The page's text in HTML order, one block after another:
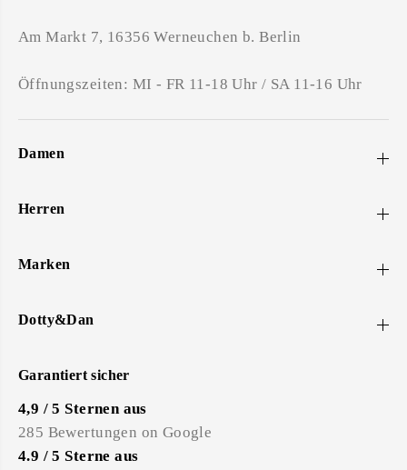
Am Markt 7, 16356 Werneuchen b. Berlin
Öffnungszeiten: MI - FR 11-18 Uhr / SA 11-16 Uhr
Damen
Herren
Marken
Dotty&Dan
Garantiert sicher
4,9 / 5 Sternen aus
285 Bewertungen on Google
4.9 / 5 Sterne aus